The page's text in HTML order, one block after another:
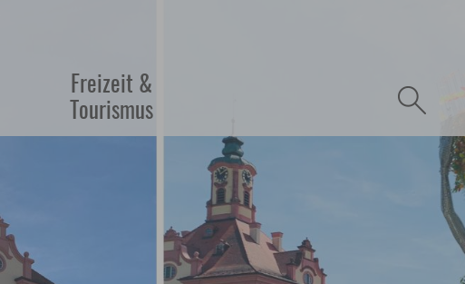
Freizeit &
Tourismus